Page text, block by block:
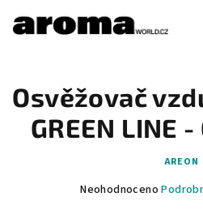
obsah
Osvěžovač
GREEN LINE
AREON
Průměrné
Neohodnoceno